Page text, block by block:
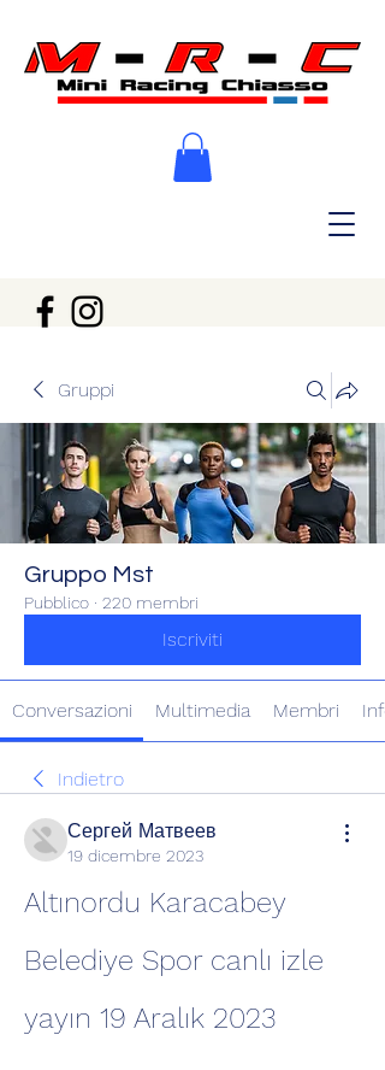
Gruppi
Gruppo Mst
Pubblico · 220 membri
Iscriviti
Conversazioni Multimedia Membri Info
Indietro
Сергей Матвеев
19 dicembre 2023
Altınordu Karacabey
Belediye Spor canlı izle
yayın 19 Aralık 2023